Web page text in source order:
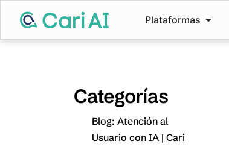
Plataformas
Categorías
Blog: Atención al
Usuario con IA | Cari